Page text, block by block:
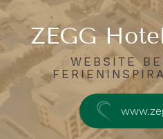
ZEGG
WEBSITE